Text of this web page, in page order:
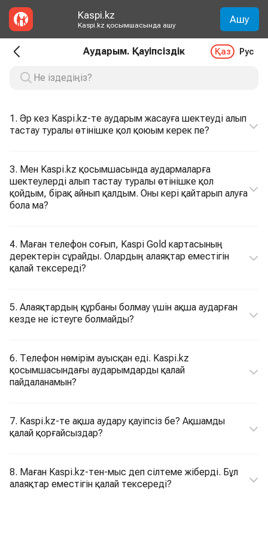
Kaspi.kz
Kaspi.kz қосымшасында ашу Ашу
Аударым. Қауіпсіздік Қаз Рус
1. Әр кез Kaspi.kz-те аударым жасауға шектеуді алып
тастау туралы өтінішке қол қоюым керек пе?
3. Мен Kaspi.kz қосымшасында аудармаларға
шектеулерді алып тастау туралы өтінішке қол
қойдым, бірақ айнып қалдым. Оны кері қайтарып алуға
бола ма?
4. Маған телефон соғып, Kaspi Gold картасының
деректерін сұрайды. Олардың алаяқтар еместігін
қалай тексереді?
5. Алаяқтардың құрбаны болмау үшін ақша аударған
кезде не істеуге болмайды?
6. Телефон нөмірім ауысқан еді. Kaspi.kz
қосымшасындағы аударымдарды қалай
пайдаланамын?
7. Kaspi.kz-те ақша аудару қауіпсіз бе? Ақшамды
қалай қорғайсыздар?
8. Маған Kaspi.kz-тен-мыс деп сілтеме жіберді. Бұл
алаяқтар еместігін қалай тексереді?